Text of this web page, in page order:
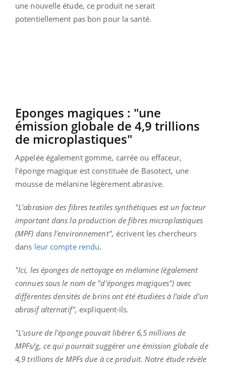
une nouvelle étude, ce produit ne serait
potentiellement pas bon pour la santé.
Eponges magiques : "une
émission globale de 4,9 trillions
de microplastiques"
Appelée également gomme, carrée ou effaceur,
l'éponge magique est constituée de Basotect, une
mousse de mélanine légèrement abrasive.
"L'abrasion des fibres textiles synthétiques est un facteur
important dans la production de fibres microplastiques
(MPF) dans l'environnement", écrivent les chercheurs
dans leur compte rendu.
"Ici, les éponges de nettoyage en mélamine (également
connues sous le nom de "d’éponges magiques") avec
différentes densités de brins ont été étudiées à l'aide d'un
abrasif alternatif", expliquent-ils.
"L'usure de l'éponge pouvait libérer 6,5 millions de
MPFs/g, ce qui pourrait suggérer une émission globale de
4,9 trillions de MPFs due à ce produit. Notre étude révèle